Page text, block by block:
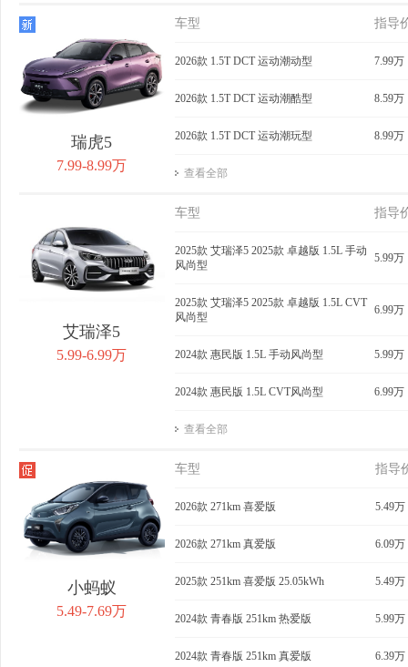
QQ冰淇淋 2024款 青
春版 205km 奶昔
获取底价
205km 元气版
获取底价
QQ冰淇
205km 元
获
瑞虎5
7.99-8.99万
车型 指导
2026款 1.5T DCT 运动潮动型 7.99万
2026款 1.5T DCT 运动潮酷型 8.59万
2026款 1.5T DCT 运动潮玩型 8.99万
查看全部
艾瑞泽5
5.99-6.99万
车型 指导
2025款 艾瑞泽5 2025款 卓越版 1.5L 手动
风尚型
5.99万
2025款 艾瑞泽5 2025款 卓越版 1.5L CVT
风尚型
6.99万
2024款 惠民版 1.5L 手动风尚型 5.99万
2024款 惠民版 1.5L CVT风尚型 6.99万
查看全部
小蚂蚁
5.49-7.69万
车型 指导
2026款 271km 喜爱版 5.49万
2026款 271km 真爱版 6.09万
2025款 251km 喜爱版 25.05kWh 5.49万
2024款 青春版 251km 热爱版 5.99万
2024款 青春版 251km 真爱版 6.39万